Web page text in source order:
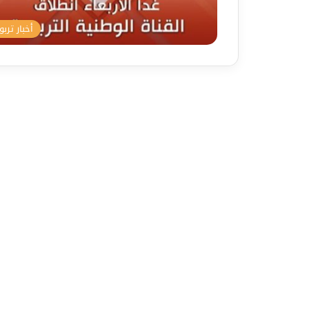
أخبار